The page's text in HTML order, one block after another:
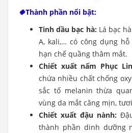
🍀Thành phần nổi bật:
Tinh dầu bạc hà: Lá bạc
A, kali,… có công dụng
hạn chế quầng thâm mắt.
Chiết xuất nấm Phục
chứa nhiều chất chống
sắc tố melanin thừa
vùng da mắt căng mịn,
Chiết xuất đậu nành:
thành phần dinh dưỡng